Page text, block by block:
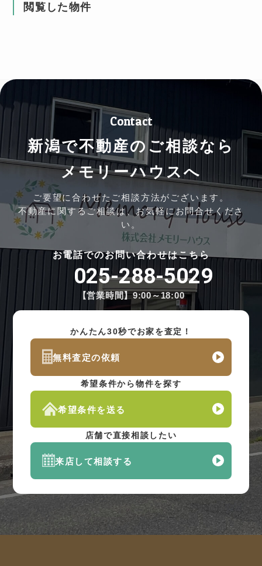
閲覧した物件
Contact
新潟で不動産のご相談なら
メモリーハウスへ
ご要望に合わせたご相談方法がございます。
不動産に関するご相談は、お気軽にお問合せくださ
い。
お電話でのお問い合わせはこちら
025-288-5029
【営業時間】9:00～18:00
かんたん30秒でお家を査定！
無料査定の依頼
希望条件から物件を探す
希望条件を送る
店舗で直接相談したい
来店して相談する